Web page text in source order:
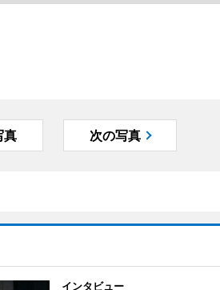
真 次の写真
インタビュー